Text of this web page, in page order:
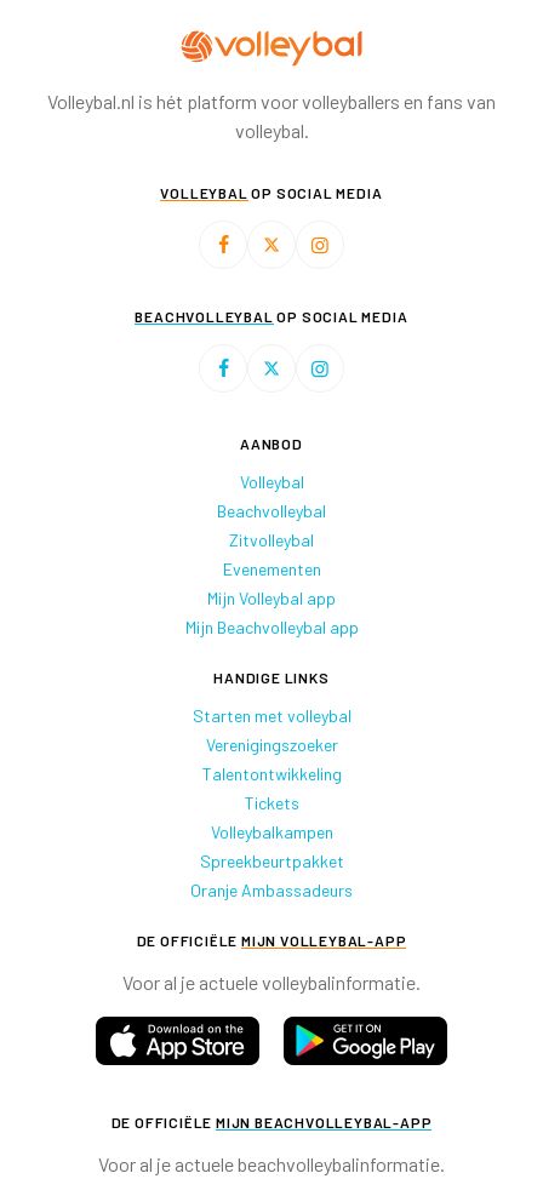
Volleybal.nl is hét platform voor volleyballers en fans van
volleybal.
VOLLEYBAL OP SOCIAL MEDIA
BEACHVOLLEYBAL OP SOCIAL MEDIA
AANBOD
Volleybal
Beachvolleybal
Zitvolleybal
Evenementen
Mijn Volleybal app
Mijn Beachvolleybal app
HANDIGE LINKS
Starten met volleybal
Verenigingszoeker
Talentontwikkeling
Tickets
Volleybalkampen
Spreekbeurtpakket
Oranje Ambassadeurs
DE OFFICIËLE MIJN VOLLEYBAL-APP
Voor al je actuele volleybalinformatie.
DE OFFICIËLE MIJN BEACHVOLLEYBAL-APP
Voor al je actuele beachvolleybalinformatie.